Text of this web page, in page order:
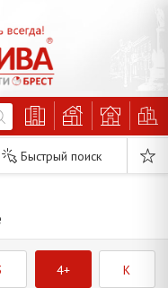
Быстрый поиск
4+ K